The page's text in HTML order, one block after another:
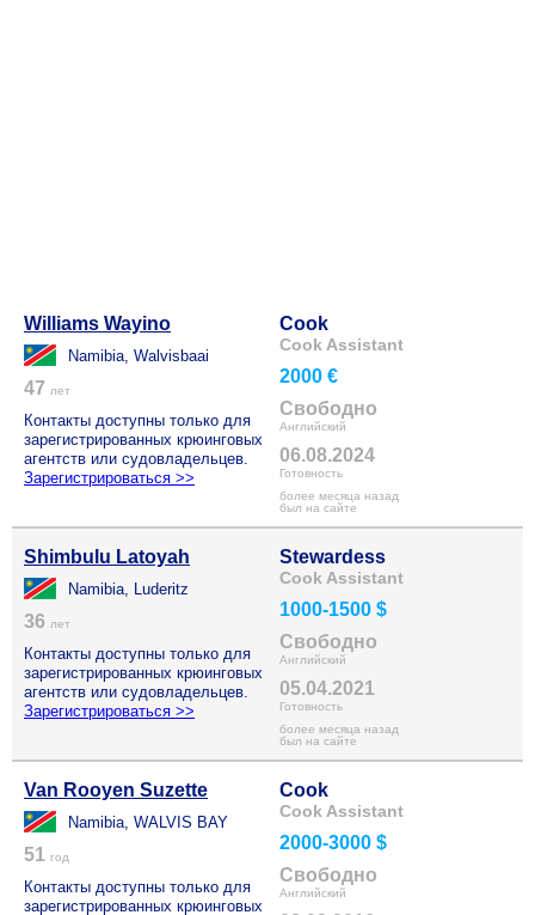
Williams Wayino
Namibia, Walvisbaai
47 лет
Контакты доступны только для
зарегистрированных крюинговых
агентств или судовладельцев.
Зарегистрироваться >>
Cook
Cook Assistant
2000 €
Свободно
Английский
06.08.2024
Готовность
более месяца назад
был на сайте
Shimbulu Latoyah
Namibia, Luderitz
36 лет
Контакты доступны только для
зарегистрированных крюинговых
агентств или судовладельцев.
Зарегистрироваться >>
Stewardess
Cook Assistant
1000-1500 $
Свободно
Английский
05.04.2021
Готовность
более месяца назад
был на сайте
Van Rooyen Suzette
Namibia, WALVIS BAY
51 год
Контакты доступны только для
зарегистрированных крюинговых
Cook
Cook Assistant
2000-3000 $
Свободно
Английский